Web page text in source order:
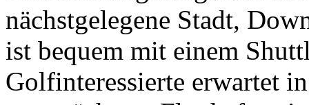
nächstgelegene Stadt,
ist bequem mit einem
Golfinteressierte erwartet